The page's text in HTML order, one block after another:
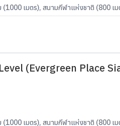
(1000 เมตร), สนามกีฬาแห่งชาติ (800 เม
(Evergreen Place
(1000 เมตร), สนามกีฬาแห่งชาติ (800 เม